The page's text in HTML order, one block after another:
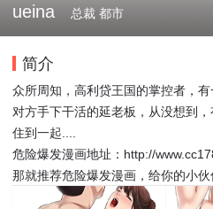
ueina 总裁 都市
简介
众所周知，高利贷王国的掌控者，
对方手下干活的延老板，从没想到
住到一起....
危险爆发漫画地址：http://
那就推荐危险爆发漫画，给你的小伙